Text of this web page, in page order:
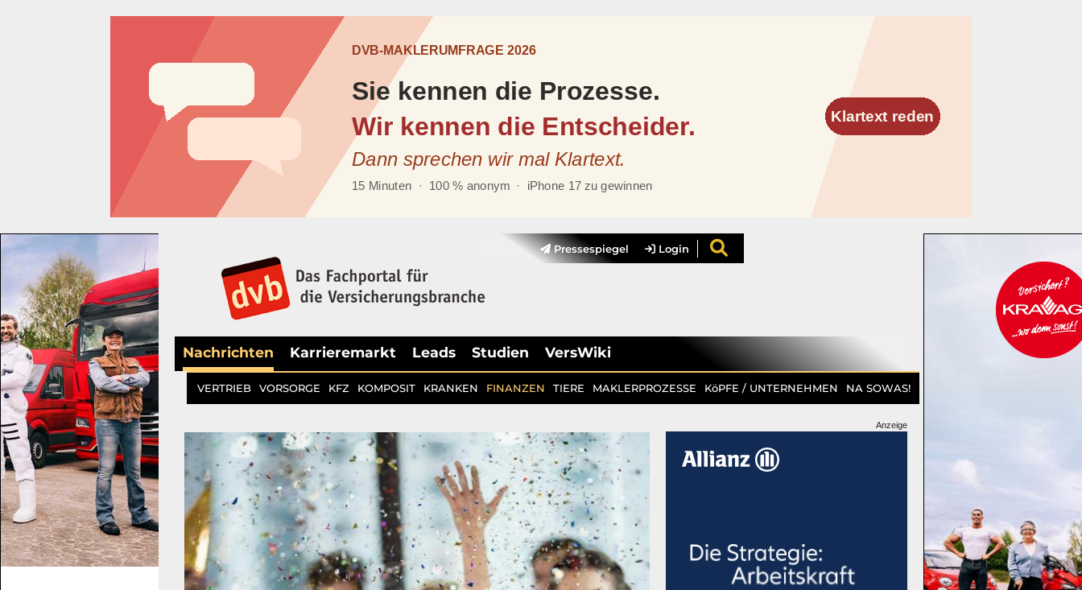
Pressespiegel Login
Nachrichten Karrieremarkt Leads Studien VersWiki
VERTRIEB VORSORGE KFZ KOMPOSIT KRANKEN FINANZEN TIERE MAKLERPROZESSE KöPFE / UNTERNEHMEN NA SOWAS!
Anzeige